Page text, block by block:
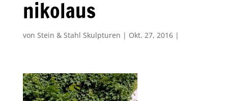
nikolaus
von Stein & Stahl Skulpturen | Okt. 27, 2016|